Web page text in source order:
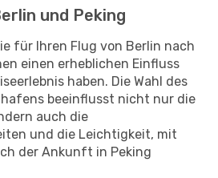
und Peking
für Ihren Flug von Berlin nach
einen erheblichen Einfluss
haben. Die Wahl des
beeinflusst nicht nur die
auch die
und die Leichtigkeit, mit
der Ankunft in Peking